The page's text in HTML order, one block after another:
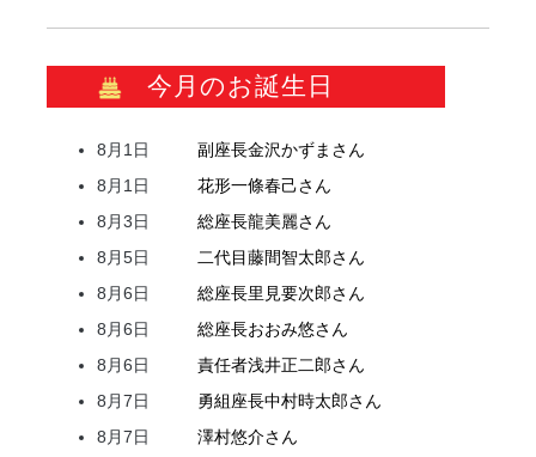
今月のお誕生日
8月1日 副座長金沢かずま さん
8月1日
花形一條春己さん
8月3日
総座長龍美麗さん
8月5日
二代目藤間智太郎さん
8月6日
総座長里見要次郎さん
8月6日
総座長おおみ悠さん
8月6日
責任者浅井正二郎さん
8月7日
勇組座長中村時太郎さん
8月7日
澤村悠介さん